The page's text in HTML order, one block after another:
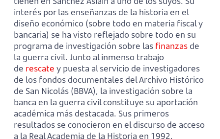
interés por las enseñanzas de la historia en el
diseño económico (sobre todo en materia fiscal y
bancaria) se ha visto reflejado sobre todo en su
programa de investigación sobre las finanzas de
la guerra civil. Junto al inmenso trabajo
de rescate y puesta al servicio de investigadores
de los fondos documentales del Archivo Histórico
de San Nicolás (BBVA), la investigación sobre la
banca en la guerra civil constituye su aportación
académica más destacada. Sus primeros
resultados se conocieron en el discurso de acceso
a la Real Academia de la Historia en 1992,